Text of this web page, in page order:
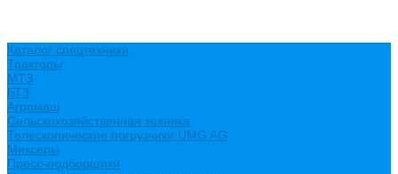
Каталог спецтехники
Тракторы
МТЗ
БТЗ
Агромаш
Сельскохозяйственная техника
Телескопические погрузчики UMG AG
Миксеры
Пресс-подборщики